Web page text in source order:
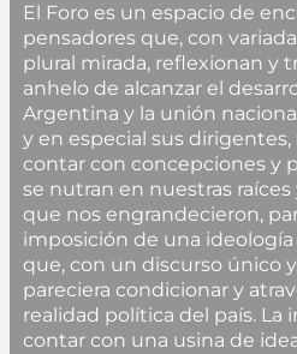
El Foro es un espacio de
pensadores que, con
plural mirada, reflexionan y
anhelo de alcanzar el
Argentina y la unión
y en especial sus
contar con concepciones y
se nutran en nuestras raíces
que nos engrandecieron,
imposición de una ideología
que, con un discurso único y
pareciera condicionar y
realidad política del país. La
contar con una usina de